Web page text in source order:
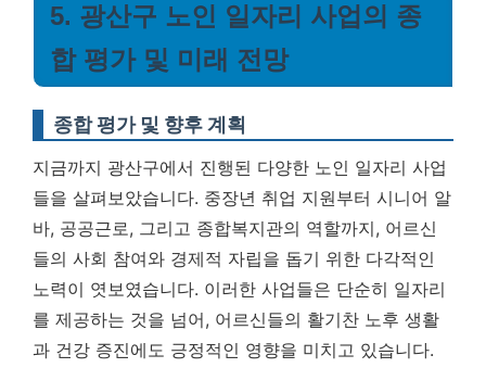
5. 광산구 노인 일자리 사업의 종
합 평가 및 미래 전망
종합 평가 및 향후 계획
지금까지 광산구에서 진행된 다양한 노인 일자리 사업
들을 살펴보았습니다. 중장년 취업 지원부터 시니어 알
바, 공공근로, 그리고 종합복지관의 역할까지, 어르신
들의 사회 참여와 경제적 자립을 돕기 위한 다각적인
노력이 엿보였습니다. 이러한 사업들은 단순히 일자리
를 제공하는 것을 넘어, 어르신들의 활기찬 노후 생활
과 건강 증진에도 긍정적인 영향을 미치고 있습니다.